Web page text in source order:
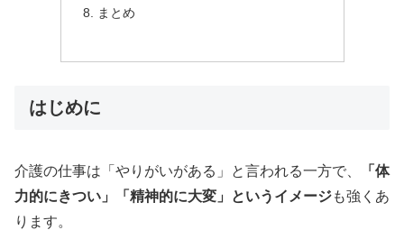
まとめ
はじめに
介護の仕事は「やりがいがある」と言われる一方で、
「体
力的にきつい」「精神的に大変」というイメージも強くあ
ります。